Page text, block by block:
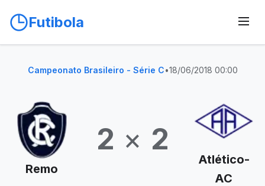
Futibola
Campeonato Brasileiro - Série C•18/06/2018 00:00
Remo
2 × 2
Atlético-
AC